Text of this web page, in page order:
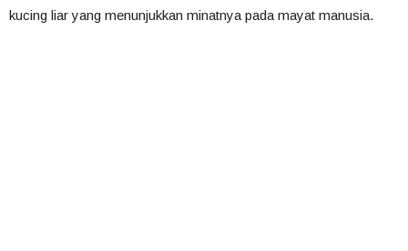
kucing liar yang menunjukkan minatnya pada mayat manusia.